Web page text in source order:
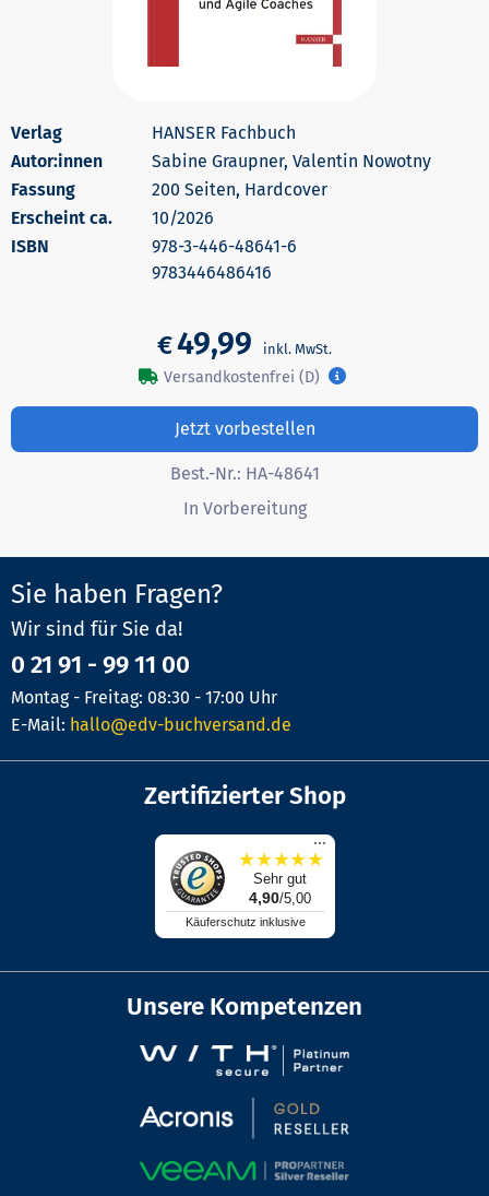
HANSER Fachbuch
Autor:innen
Sabine Graupner, Valentin Nowotny
200 Seiten, Hardcover
Erscheint ca.
10/2026
978-3-446-48641-6
9783446486416
€49,99
Versandkostenfrei (D)
Jetzt vorbestellen
Best.-Nr.: HA-48641
In Vorbereitung
Sie haben Fragen?
Wir sind für Sie da!
0 21 91 - 99 11 00
Montag - Freitag: 08:30 - 17:00 Uhr
E-Mail: hallo@edv-buchversand.de
Zertifizierter Shop
...
★★★★★
Sehr gut
4,90/5,00
Käuferschutz inklusive
Unsere Kompetenzen